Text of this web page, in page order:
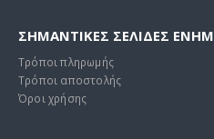
ΣΗΜΑΝΤΙΚΕΣ ΣΕΛΙΔΕΣ
Τρόποι πληρωμής
Τρόποι αποστολής
Όροι χρήσης